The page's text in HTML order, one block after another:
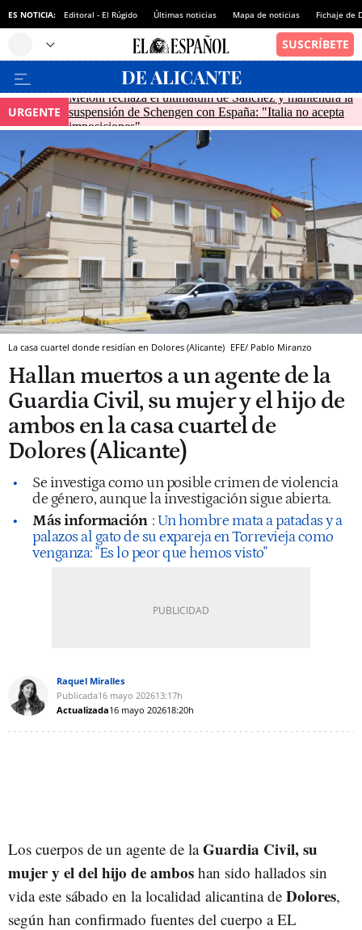
ES NOTICIA: Editoral - El Rúgido Últimas noticias Mapa de noticias Fichaje de
URGENTE
Meloni rechaza el ultimátum de Sánchez y mantendrá la
suspensión de Schengen con España: "Italia no acepta
imposiciones"
La casa cuartel donde residían en Dolores (Alicante) EFE/ Pablo Miranzo
Hallan muertos a un agente de la
Guardia Civil, su mujer y el hijo de
ambos en la casa cuartel de
Dolores (Alicante)
Se investiga como un posible crimen de violencia
de género, aunque la investigación sigue abierta.
Más información : Un hombre mata a patadas y a
palazos al gato de su expareja en Torrevieja como
venganza: "Es lo peor que hemos visto"
Raquel Miralles
Publicada16 mayo 202613:17h
Actualizada16 mayo 202618:20h
Los cuerpos de un agente de laGuardia Civil, su
mujer y el del hijo de ambos han sido hallados sin
vida este sábado en la localidad alicantina de Dolores,
según han confirmado fuentes del cuerpo a EL